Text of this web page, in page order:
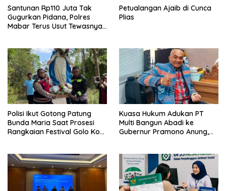
Santunan Rp110 Juta Tak
Gugurkan Pidana, Polres
Mabar Terus Usut Tewasnya
Petualangan Ajaib di Cunca
Plias
Polisi Ikut Gotong Patung
Bunda Maria Saat Prosesi
Rangkaian Festival Golo Koe
Kuasa Hukum Adukan PT
Multi Bangun Abadi ke
Gubernur Pramono Anung,